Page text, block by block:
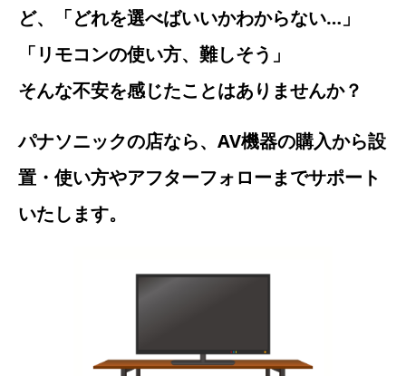
ど、「どれを選べばいいかわからない…」
「リモコンの使い方、難しそう」
そんな不安を感じたことはありませんか？
パナソニックの店なら、AV機器の購入から設
置・使い方やアフターフォローまでサポート
いたします。